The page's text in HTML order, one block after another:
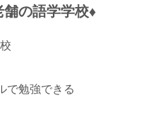
の語学学校♦
で勉強できる